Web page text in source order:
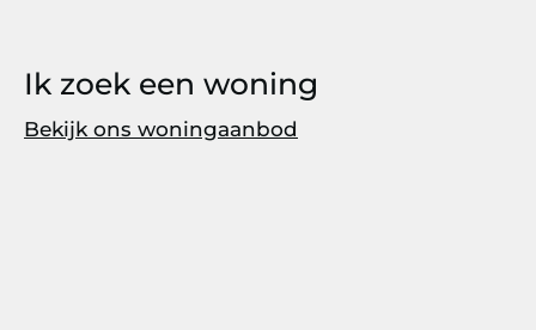
Ik zoek een woning
Bekijk ons woningaanbod